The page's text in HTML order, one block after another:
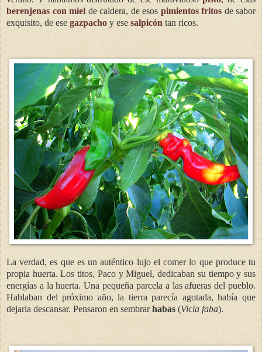
berenjenas con miel de caldera, de esos pimientos fritos de sabor
exquisito, de ese gazpacho y ese salpicón tan ricos.
La verdad, es que es un auténtico lujo el comer lo que produce tu
propia huerta. Los titos, Paco y Miguel, dedicaban su tiempo y sus
energías a la huerta. Una pequeña parcela a las afueras del pueblo.
Hablaban del próximo año, la tierra parecía agotada, había que
dejarla descansar. Pensaron en sembrarhabas (Vicia faba).